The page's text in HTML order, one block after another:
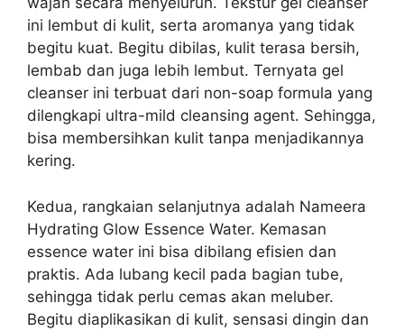
ini lembut di kulit, serta aromanya yang tidak
begitu kuat. Begitu dibilas, kulit terasa bersih,
lembab dan juga lebih lembut. Ternyata gel
cleanser ini terbuat dari non-soap formula yang
dilengkapi ultra-mild cleansing agent. Sehingga,
bisa membersihkan kulit tanpa menjadikannya
kering.
Kedua, rangkaian selanjutnya adalah Nameera
Hydrating Glow Essence Water. Kemasan
essence water ini bisa dibilang efisien dan
praktis. Ada lubang kecil pada bagian tube,
sehingga tidak perlu cemas akan meluber.
Begitu diaplikasikan di kulit, sensasi dingin dan